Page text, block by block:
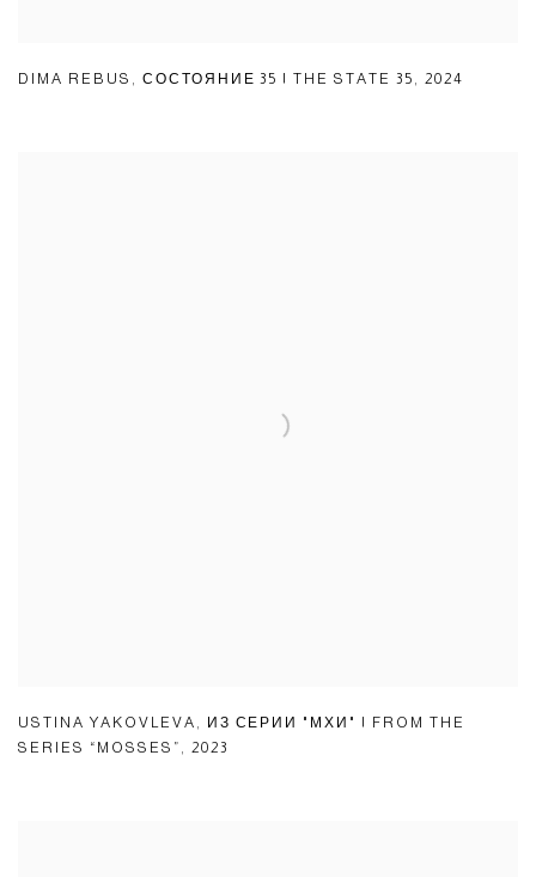
DIMA REBUS , СОСТОЯНИЕ 35 | THE STATE 35 ,2024
USTINA YAKOVLEVA , ИЗ СЕРИИ "МХИ" | FROM THE
SERIES “MOSSES” , 2023